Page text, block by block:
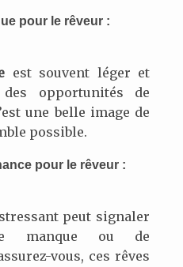
pour le rêveur :
est souvent léger et
opportunités de
une belle image de
possible.
pour le rêveur :
peut signaler
manque ou de
vous, ces rêves